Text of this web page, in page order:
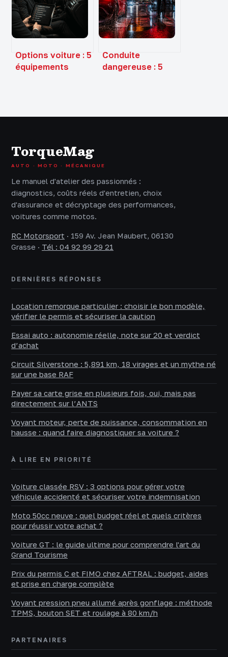
imminente ?
électrique
Options voiture : 5
équipements
Conduite
dangereuse : 5
TorqueMag
AUTO · MOTO · MÉCANIQUE
Le manuel d'atelier des passionnés :
diagnostics, coûts réels d'entretien, choix
d'assurance et décryptage des performances,
voitures comme motos.
RC Motorsport · 159 Av. Jean Maubert, 06130
Grasse · Tél : 04 92 99 29 21
DERNIÈRES RÉPONSES
Location remorque particulier : choisir le bon modèle,
vérifier le permis et sécuriser la caution
Essai auto : autonomie réelle, note sur 20 et verdict
d’achat
Circuit Silverstone : 5,891 km, 18 virages et un mythe né
sur une base RAF
Payer sa carte grise en plusieurs fois, oui, mais pas
directement sur l’ANTS
Voyant moteur, perte de puissance, consommation en
hausse : quand faire diagnostiquer sa voiture ?
À LIRE EN PRIORITÉ
Voiture classée RSV : 3 options pour gérer votre
véhicule accidenté et sécuriser votre indemnisation
Moto 50cc neuve : quel budget réel et quels critères
pour réussir votre achat ?
Voiture GT : le guide ultime pour comprendre l'art du
Grand Tourisme
Prix du permis C et FIMO chez AFTRAL : budget, aides
et prise en charge complète
Voyant pression pneu allumé après gonflage : méthode
TPMS, bouton SET et roulage à 80 km/h
PARTENAIRES